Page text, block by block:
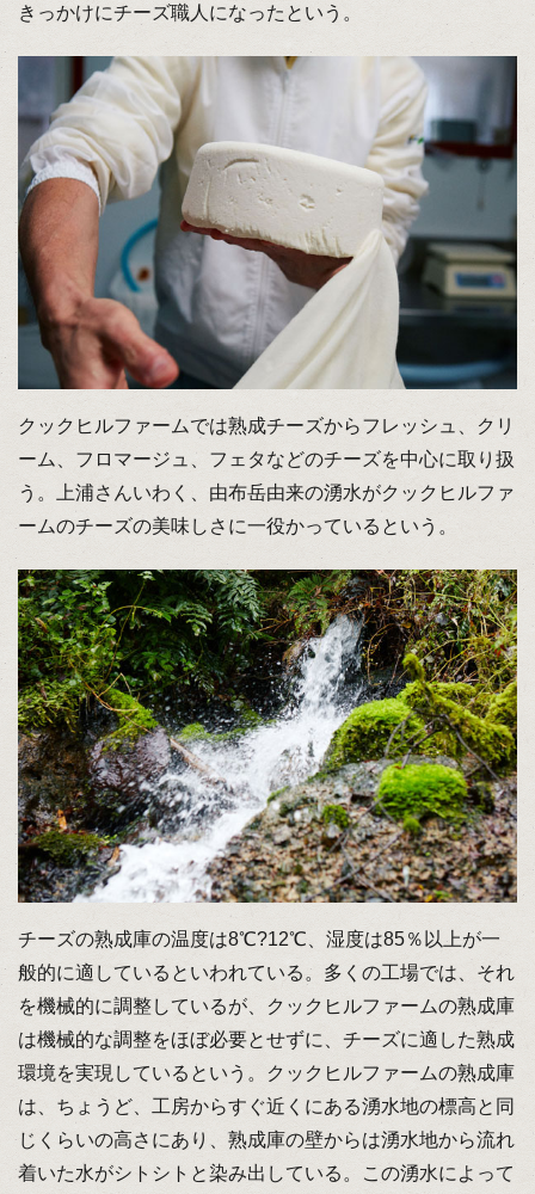
きっかけにチーズ職人になったという。
クックヒルファームでは熟成チーズからフレッシュ、クリ
ーム、フロマージュ、フェタなどのチーズを中心に取り扱
う。上浦さんいわく、由布岳由来の湧水がクックヒルファ
ームのチーズの美味しさに一役かっているという。
チーズの熟成庫の温度は8℃?12℃、湿度は85％以上が一
般的に適しているといわれている。多くの工場では、それ
を機械的に調整しているが、クックヒルファームの熟成庫
は機械的な調整をほぼ必要とせずに、チーズに適した熟成
環境を実現しているという。クックヒルファームの熟成庫
は、ちょうど、工房からすぐ近くにある湧水地の標高と同
じくらいの高さにあり、熟成庫の壁からは湧水地から流れ
着いた水がシトシトと染み出している。この湧水によって